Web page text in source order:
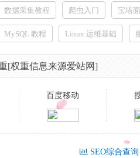
数据采集教程 爬虫入门 宝塔
MySQL 教程 Linux 运维基础
[权重信息来源爱站网]
百度移动
SEO综合查询